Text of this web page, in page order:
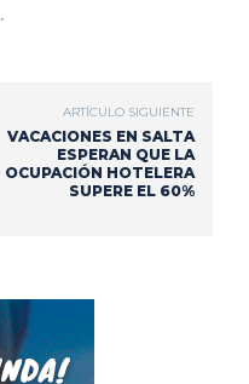
.
ARTÍCULO SIGUIENTE
VACACIONES EN SALTA
ESPERAN QUE LA
OCUPACIÓN HOTELERA
SUPERE EL 60%